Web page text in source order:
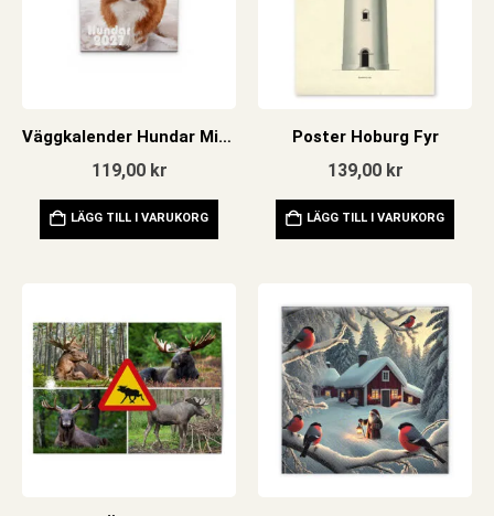
Väggkalender Hundar Mini 2027
119,00 kr
LÄGG TILL I VARUKORG
Poster Hoburg Fyr
139,00 kr
LÄGG TILL I VARUKORG